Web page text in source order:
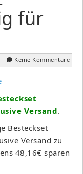
für
Keine Kommentare
Versand.
Besteckset
Versand zu
48,16€ sparen